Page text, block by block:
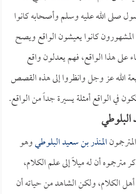
صلى الله عليه وسلم وأصحابه كانوا
المشهورون كانوا يعيشون الواقع ويصح
على هذا الواقع، فهم يعدلون واقع
الله عز وجل وانظروا إلى هذه القصص
في الواقع أمثلة يسيرة جداً من الواقع.
المنذر بن سعيد البلوطيوهو
مترجموه أن له ميلاً إلى علم الكلام،
أهل الكلام، ولكن الشاهد من حياته أن